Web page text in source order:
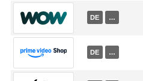
DE …
DE …